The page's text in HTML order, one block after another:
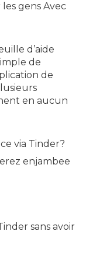
les gens Avec
d’aide
de
de
en aucun
via Tinder?
enjambee
sans avoir